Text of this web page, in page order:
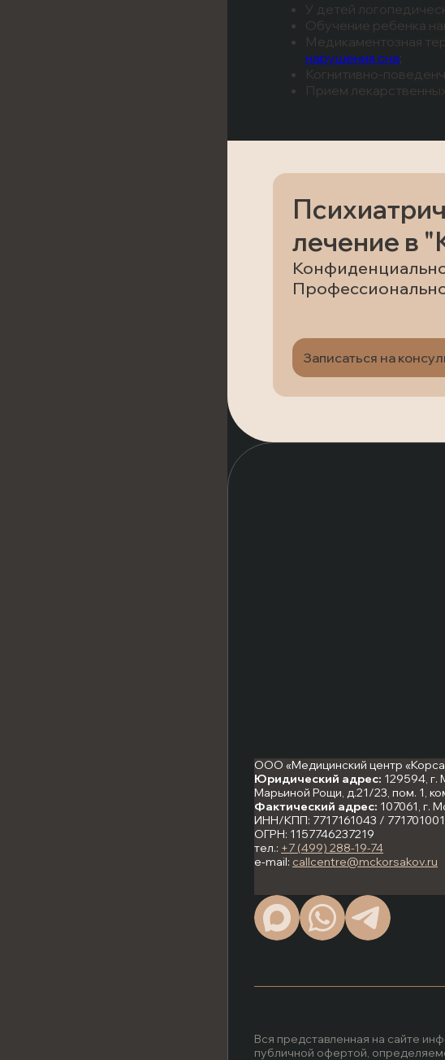
У детей
Обучение ребенка
Медикаментозная
нарушения сна;
Когнитивно-
Прием
лечение в
Записаться на
ООО «Медицинский центр
Юридический адрес: 129594, г.
Марьиной Рощи, д.21/23, пом. 1,
Фактический адрес: 107061, г.
ИНН/КПП: 7717161043 / 771701001
ОГРН: 1157746237219
тел.: +7 (499) 288-19-74
e-mail: callcentre@mckorsakov.ru
Вся представленная на сайте
публичной офертой,